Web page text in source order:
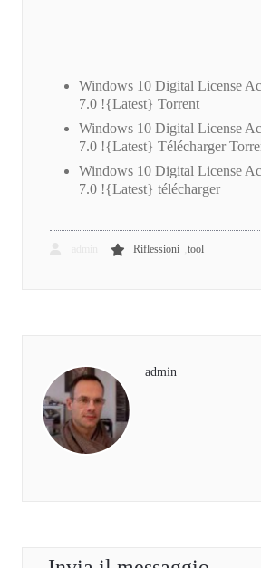
Windows 10 Digital License
7.0 !{Latest} Torrent
Windows 10 Digital License
7.0 !{Latest} Télécharger
Windows 10 Digital License
7.0 !{Latest} télécharger
Riflessioni tool
admin